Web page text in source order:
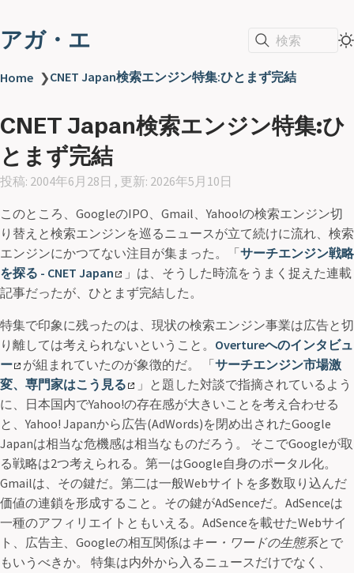
アガ・エ 検索
Home ❯CNET Japan検索エンジン特集:ひとまず完結
CNET Japan検索エンジン特集:ひ
とまず完結
投稿: 2004年6月28日 , 更新: 2026年5月10日
このところ、GoogleのIPO、Gmail、Yahoo!の検索エンジン切
り替えと検索エンジンを巡るニュースが立て続けに流れ、検索
エンジンにかつてない注目が集まった。「サーチエンジン戦略
を探る - CNET Japan
」は、そうした時流をうまく捉えた連載
記事だったが、ひとまず完結した。
特集で印象に残ったのは、現状の検索エンジン事業は広告と切
り離しては考えられないということ。 Overtureへのインタビュ
ー
が組まれていたのが象徴的だ。 「サーチエンジン市場激
変、専門家はこう見る
」と題した対談で指摘されているよう
に、日本国内でYahoo!の存在感が大きいことを考え合わせる
と、Yahoo! Japanから広告(AdWords)を閉め出されたGoogle
Japanは相当な危機感は相当なものだろう。 そこでGoogleが取
る戦略は2つ考えられる。第一はGoogle自身のポータル化。
Gmailは、その鍵だ。第二は一般Webサイトを多数取り込んだ
価値の連鎖を形成すること。その鍵がAdSenceだ。AdSenceは
一種のアフィリエイトともいえる。AdSenceを載せたWebサイ
ト、広告主、Googleの相互関係はキー・ワードの生態系とで
もいうべきか。 特集は内外から入るニュースだけでなく、